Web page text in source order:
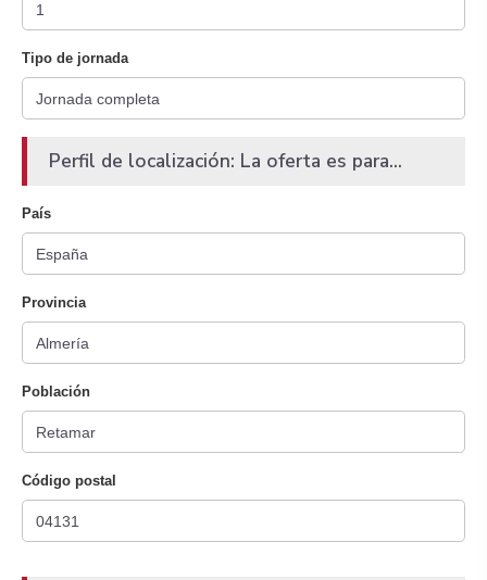
Tipo de jornada
Perfil de localización: La oferta es para...
País
Provincia
Población
Código postal